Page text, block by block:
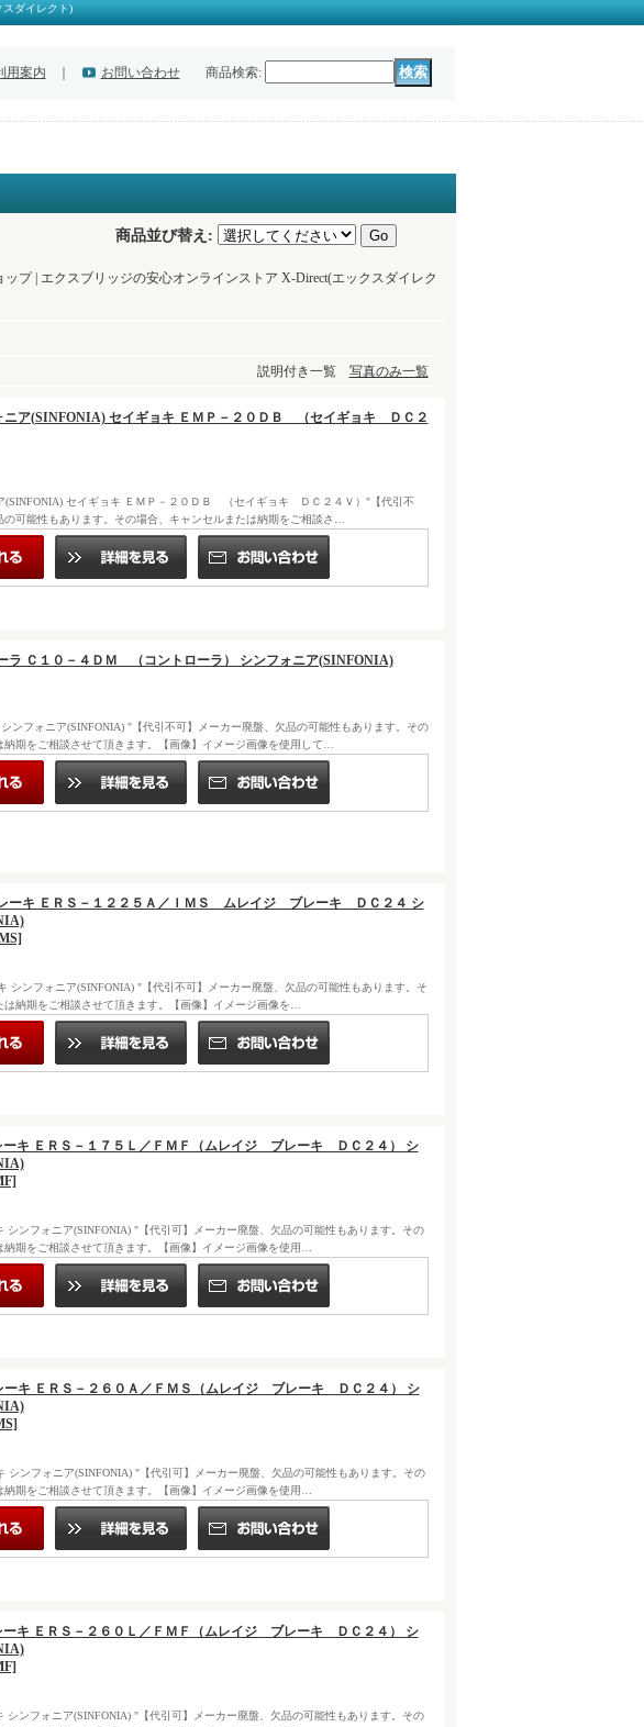
ダイレクト)
用案内 お問い合わせ 商品検索:
商品並び替え :
プ | エクスブリッジの安心オンラインストア X-Direct(エックスダイレク
説明付き一覧 写真のみ一覧
ニア(SINFONIA) セイギョキ ＥＭＰ－２０ＤＢ （セイギョキ ＤＣ２
(SINFONIA) セイギョキ ＥＭＰ－２０ＤＢ （セイギョキ ＤＣ２４Ｖ）"【代引不
可能性もあります。その場合、キャンセルまたは納期をご相談さ…
ラ Ｃ１０－４ＤＭ （コントローラ） シンフォニア(SINFONIA)
ンフォニア(SINFONIA) "【代引不可】メーカー廃盤、欠品の可能性もあります。その
期をご相談させて頂きます。【画像】イメージ画像を使用して…
ーキ ＥＲＳ－１２２５Ａ／ＩＭＳ ムレイジ ブレーキ ＤＣ２４ シ
シンフォニア(SINFONIA) "【代引不可】メーカー廃盤、欠品の可能性もあります。そ
納期をご相談させて頂きます。【画像】イメージ画像を…
ーキ ＥＲＳ－１７５Ｌ／ＦＭＦ（ムレイジ ブレーキ ＤＣ２４） シ
シンフォニア(SINFONIA) "【代引可】メーカー廃盤、欠品の可能性もあります。その
期をご相談させて頂きます。【画像】イメージ画像を使用…
ーキ ＥＲＳ－２６０Ａ／ＦＭＳ（ムレイジ ブレーキ ＤＣ２４） シ
シンフォニア(SINFONIA) "【代引可】メーカー廃盤、欠品の可能性もあります。その
期をご相談させて頂きます。【画像】イメージ画像を使用…
ーキ ＥＲＳ－２６０Ｌ／ＦＭＦ（ムレイジ ブレーキ ＤＣ２４） シ
シンフォニア(SINFONIA) "【代引可】メーカー廃盤、欠品の可能性もあります。その